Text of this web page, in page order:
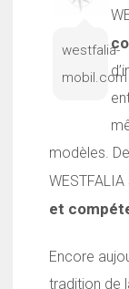
westfalia-
mobil.com
modèles.
et
Encore
tradition de